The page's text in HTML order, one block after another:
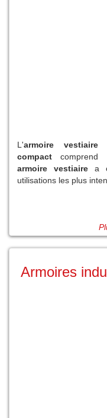
L'armoire vestiaire
compactcomprend
armoire vestiairea
utilisations les plus
Armoires